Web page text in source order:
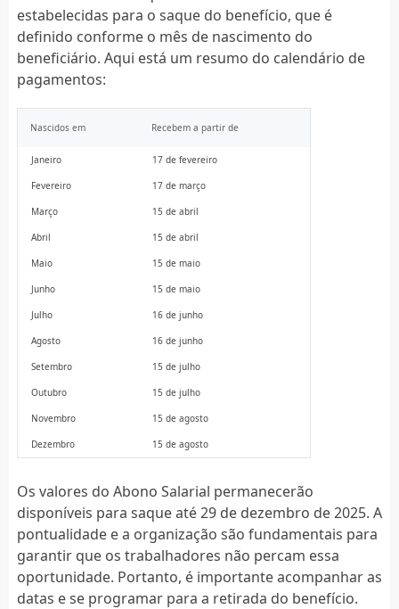
estabelecidas para o saque do benefício, que é
definido conforme o mês de nascimento do
beneficiário. Aqui está um resumo do calendário de
pagamentos:
Nascidos em Recebem a partir de
Janeiro 17 de fevereiro
Fevereiro 17 de março
Março 15 de abril
Abril 15 de abril
Maio 15 de maio
Junho 15 de maio
Julho 16 de junho
Agosto 16 de junho
Setembro 15 de julho
Outubro 15 de julho
Novembro 15 de agosto
Dezembro 15 de agosto
Os valores do Abono Salarial permanecerão
disponíveis para saque até 29 de dezembro de 2025. A
pontualidade e a organização são fundamentais para
garantir que os trabalhadores não percam essa
oportunidade. Portanto, é importante acompanhar as
datas e se programar para a retirada do benefício.